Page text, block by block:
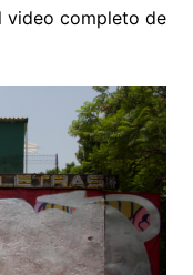
video completo de